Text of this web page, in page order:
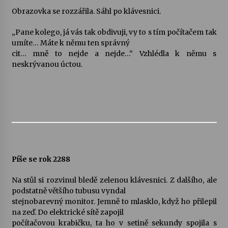
Obrazovka se rozzářila. Sáhl po klávesnici.
„Pane kolego, já vás tak obdivuji, vy to s tím počítačem tak
umíte… Máte k němu ten správný
cit… mně to nejde a nejde…“ Vzhlédla k němu s
neskrývanou úctou.
Píše se rok 2288
Na stůl si rozvinul bledě zelenou klávesnici. Z dalšího, ale
podstatně většího tubusu vyndal
stejnobarevný monitor. Jemně to mlasklo, když ho přilepil
na zeď. Do elektrické sítě zapojil
počítačovou krabičku, ta ho v setině sekundy spojila s